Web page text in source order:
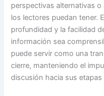
perspectivas alternativas
los lectores puedan tener.
profundidad y la facilidad
información sea
puede servir como una
cierre, manteniendo el
discusión hacia sus etapas